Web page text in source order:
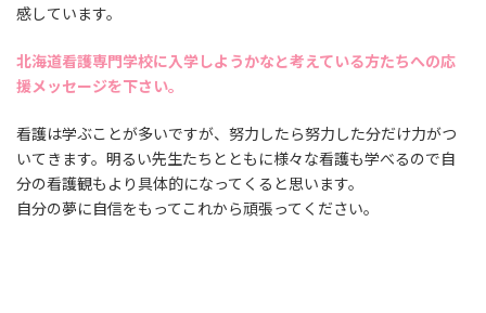
感しています。
北海道看護専門学校に入学しようかなと考えている方たちへの応
援メッセージを下さい。
看護は学ぶことが多いですが、努力したら努力した分だけ力がつ
いてきます。明るい先生たちとともに様々な看護も学べるので自
分の看護観もより具体的になってくると思います。
自分の夢に自信をもってこれから頑張ってください。